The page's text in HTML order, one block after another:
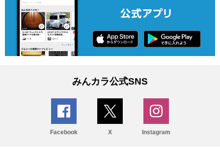
みんカラ公式SNS
Facebook X Instagram